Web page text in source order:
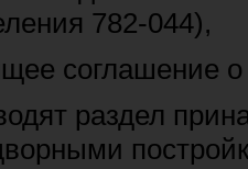
782-044),
соглашение
раздел